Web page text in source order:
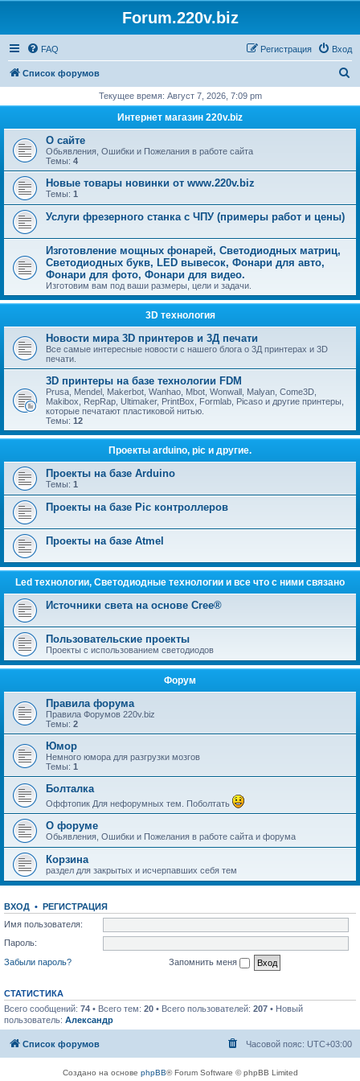
Forum.220v.biz
FAQ Вход
Регистрация
Список форумов
с
Текущее время: Август 7, 2026, 7:09 pm
Интернет магазин 220v.biz
О сайте
Обьявления, Ошибки и Пожелания в работе сайта
Темы: 4
Новые товары новинки от www.220v.biz
Темы: 1
Услуги фрезерного станка с ЧПУ (примеры работ и цены)
Изготовление мощных фонарей, Светодиодных матриц,
Светодиодных букв, LED вывесок, Фонари для авто,
Фонари для фото, Фонари для видео.
Изготовим вам под ваши размеры, цели и задачи.
3D технология
Новости мира 3D принтеров и 3Д печати
Все самые интересные новости с нашего блога о 3Д принтерах и 3D
печати.
3D принтеры на базе технологии FDM
Prusa, Mendel, Makerbot, Wanhao, Mbot, Wonwall, Malyan, Come3D,
Makibox, RepRap, Ultimaker, PrintBox, Formlab, Picaso и другие принтеры,
которые печатают пластиковой нитью.
Темы: 12
Проекты arduino, pic и другие.
Проекты на базе Arduino
Темы: 1
Проекты на базе Pic контроллеров
Проекты на базе Atmel
Led технологии, Светодиодные технологии и все что с ними связано
Источники света на основе Cree®
Пользовательские проекты
Проекты с использованием светодиодов
Форум
Правила форума
Правила Форумов 220v.biz
Темы: 2
Юмор
Немного юмора для разгрузки мозгов
Темы: 1
Болталка
Оффтопик Для нефорумных тем. Поболтать
О форуме
Обьявления, Ошибки и Пожелания в работе сайта и форума
Корзина
раздел для закрытых и исчерпавших себя тем
ВХОД • РЕГИСТРАЦИЯ
Имя пользователя:
Пароль:
Забыли пароль?
Запомнить меня
СТАТИСТИКА
Всего сообщений: 74 • Всего тем: 20 • Всего пользователей: 207 • Новый
пользователь: Александр
Список форумов Часовой пояс: UTC+03:00
Создано на основе phpBB® Forum Software © phpBB Limited